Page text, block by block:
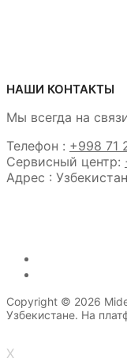
НАШИ КОНТАКТЫ
Мы всегда на
Телефон : +998 71
Сервисный центр:
Адрес :
Copyright © 2026
Узбекистане. На
X